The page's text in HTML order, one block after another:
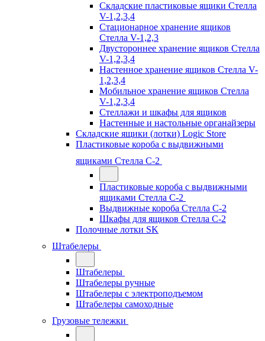
Складские пластиковые ящики Стелла
V-1,2,3,4
Стационарное хранение ящиков
Стелла V-1,2,3
Двустороннее хранение ящиков Стелла
V-1,2,3,4
Настенное хранение ящиков Стелла V-
1,2,3,4
Мобильное хранение ящиков Стелла
V-1,2,3,4
Стеллажи и шкафы для ящиков
Настенные и настольные органайзеры
Складские ящики (лотки) Logiс Store
Пластиковые короба с выдвижными
ящиками Стелла С-2
Пластиковые короба с выдвижными
ящиками Стелла С-2
Выдвижные короба Стелла С-2
Шкафы для ящиков Стелла С-2
Полочные лотки SK
Штабелеры
Штабелеры
Штабелеры ручные
Штабелеры с электроподъемом
Штабелеры самоходные
Грузовые тележки